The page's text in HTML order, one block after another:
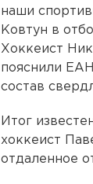
наши
Ковтун в
Хоккеист
пояснили
состав
Итог
хоккеист
отдаленное